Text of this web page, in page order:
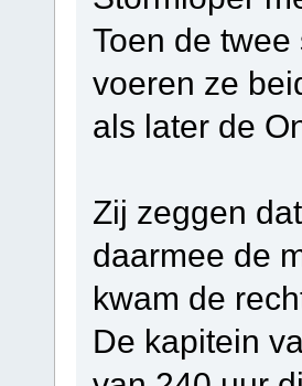
Toen de
voeren ze
als later de
Zij zeggen
daarmee de
kwam de
De kapitein